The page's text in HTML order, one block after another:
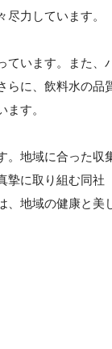
力しています。
ています。また、
らに、飲料水の品
す。
。地域に合った収
摯に取り組む同社
、地域の健康と美